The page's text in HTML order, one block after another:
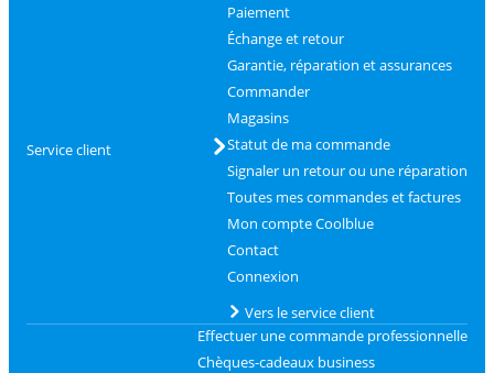
Service client
Paiement
Échange et retour
Garantie, réparation et assurances
Commander
Magasins
Statut de ma commande
Signaler un retour ou une réparation
Toutes mes commandes et factures
Mon compte Coolblue
Contact
Connexion
Vers le service client
Effectuer une commande professionnelle
Chèques-cadeaux business